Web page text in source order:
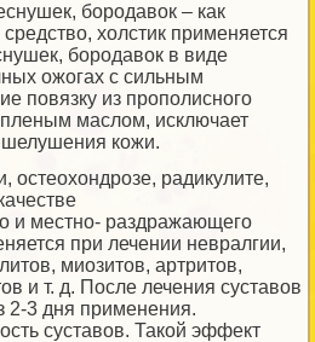
бородавок – как
холстик применяется
бородавок в виде
ожогах с сильным
повязку из прополисного
маслом, исключает
кожи.
остеохондрозе, радикулите,
и местно- раздражающего
при лечении невралгии,
миозитов, артритов,
и т. д. После лечения суставов
2-3 дня применения.
суставов. Такой эффект